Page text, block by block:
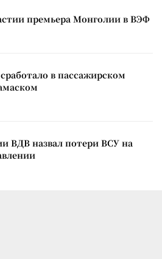
премьера Монголии в ВЭФ
в пассажирском
ВДВ назвал потери ВСУ на